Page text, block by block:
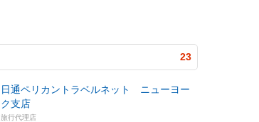
23
日通ペリカントラベルネット ニューヨー
ク支店
旅行代理店